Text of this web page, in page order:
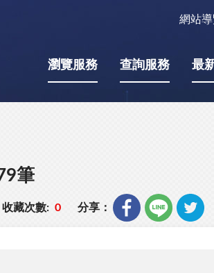
網站
瀏覽服務 查詢服務 最
筆
收藏次數: 0 分享：